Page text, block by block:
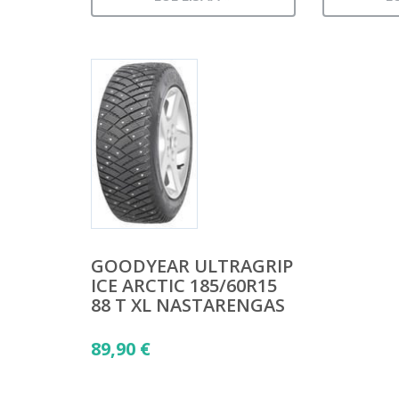
GOODYEAR ULTRAGRIP
ICE ARCTIC 185/60R15
88 T XL NASTARENGAS
89,90 €